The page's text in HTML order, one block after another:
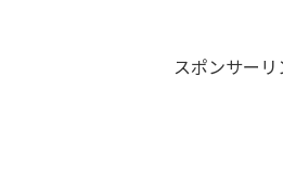
スポンサーリ